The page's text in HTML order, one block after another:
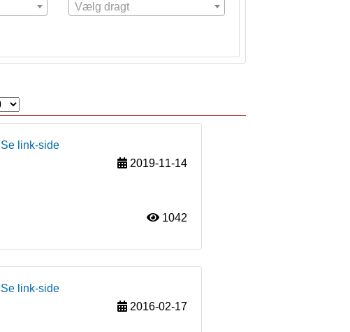
Vælg dragt
Se link-side
2019-11-14
1042
Se link-side
2016-02-17